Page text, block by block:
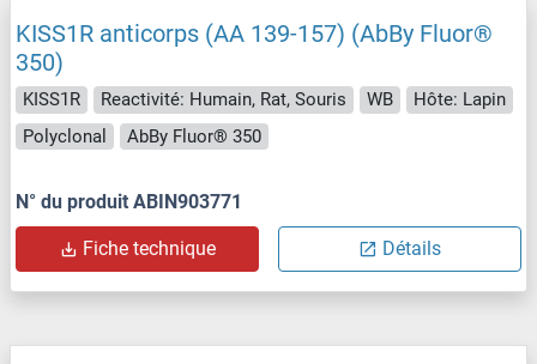
KISS1R anticorps (AA 139-157) (AbBy Fluor®
350)
KISS1R Reactivité: Humain, Rat, Souris WB
Hôte: Lapin
Polyclonal
AbBy Fluor® 350
N° du produit ABIN903771
Fiche technique Détails